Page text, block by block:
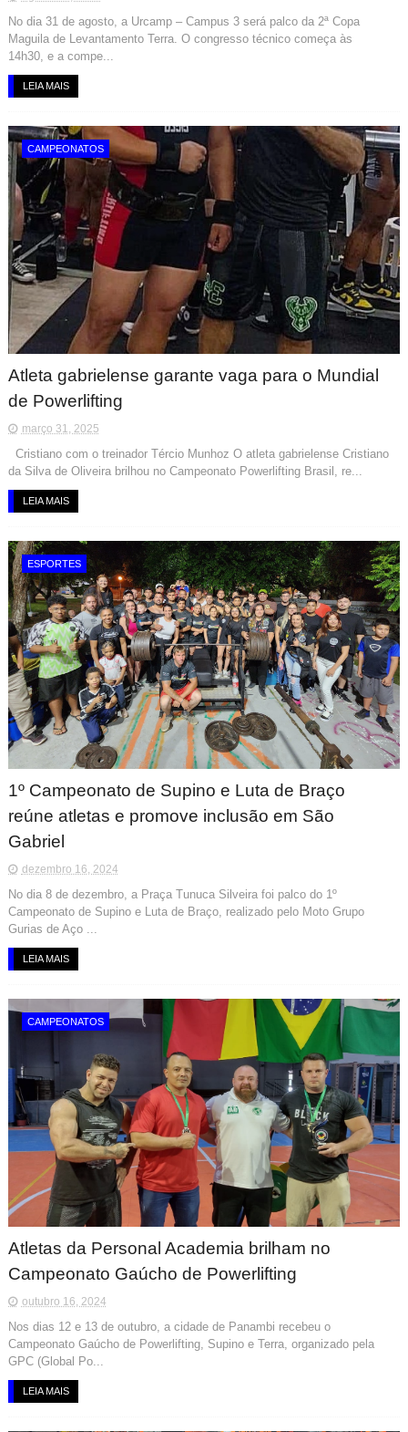
No dia 31 de agosto, a Urcamp – Campus 3 será palco da 2ª Copa
Maguila de Levantamento Terra. O congresso técnico começa às
14h30, e a compe...
LEIA MAIS
CAMPEONATOS
Atleta gabrielense garante vaga para o Mundial
de Powerlifting
março 31, 2025
Cristiano com o treinador Tércio Munhoz O atleta gabrielense Cristiano
da Silva de Oliveira brilhou no Campeonato Powerlifting Brasil, re...
LEIA MAIS
ESPORTES
1º Campeonato de Supino e Luta de Braço
reúne atletas e promove inclusão em São
Gabriel
dezembro 16, 2024
No dia 8 de dezembro, a Praça Tunuca Silveira foi palco do 1º
Campeonato de Supino e Luta de Braço, realizado pelo Moto Grupo
Gurias de Aço ...
LEIA MAIS
CAMPEONATOS
Atletas da Personal Academia brilham no
Campeonato Gaúcho de Powerlifting
outubro 16, 2024
Nos dias 12 e 13 de outubro, a cidade de Panambi recebeu o
Campeonato Gaúcho de Powerlifting, Supino e Terra, organizado pela
GPC (Global Po...
LEIA MAIS